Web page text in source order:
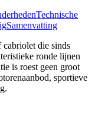
Technische
Samenvatting
die sinds
ronde lijnen
is roest geen groot
sportieve